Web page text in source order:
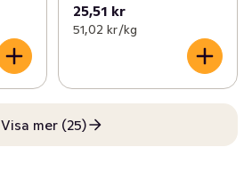
25,51 kr
51,02 kr /kg
Visa mer (25)